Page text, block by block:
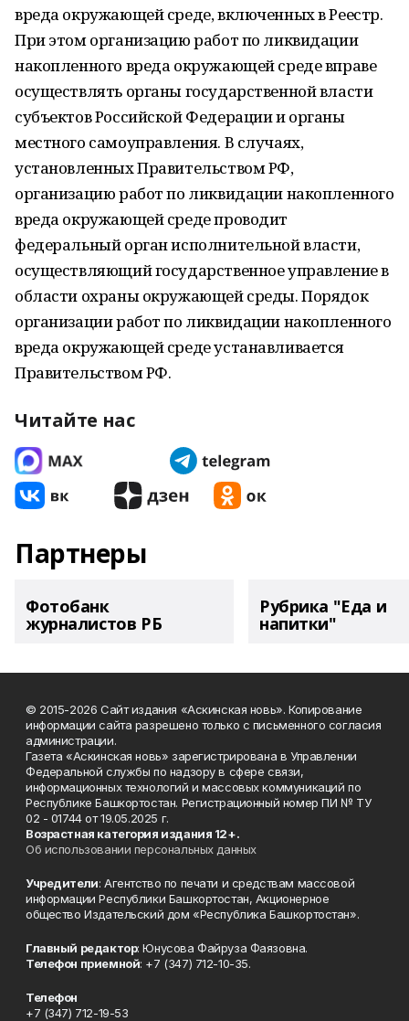
вреда окружающей среде, включенных в Реестр.
При этом организацию работ по ликвидации
накопленного вреда окружающей среде вправе
осуществлять органы государственной власти
субъектов Российской Федерации и органы
местного самоуправления. В случаях,
установленных Правительством РФ,
организацию работ по ликвидации накопленного
вреда окружающей среде проводит
федеральный орган исполнительной власти,
осуществляющий государственное управление в
области охраны окружающей среды. Порядок
организации работ по ликвидации накопленного
вреда окружающей среде устанавливается
Правительством РФ.
Читайте нас
Партнеры
Фотобанк
журналистов РБ
Рубрика "Еда и
напитки"
© 2015-2026 Сайт издания «Аскинская новь». Копирование
информации сайта разрешено только с письменного согласия
администрации.
Газета «Аскинская новь» зарегистрирована в Управлении
Федеральной службы по надзору в сфере связи,
информационных технологий и массовых коммуникаций по
Республике Башкортостан. Регистрационный номер ПИ № ТУ
02 - 01744 от 19.05.2025 г.
Возрастная категория издания 12+.
Об использовании персональных данных
Учредители: Агентство по печати и средствам массовой
информации Республики Башкортостан, Акционерное
общество Издательский дом «Республика Башкортостан».
Главный редактор: Юнусова Файруза Фаязовна.
Телефон приемной: +7 (347) 712-10-35.
Телефон
+7 (347) 712-19-53